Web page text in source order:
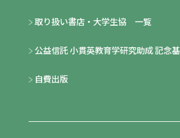
取り扱い書店・大学生協 一覧
公益信託 小貫英教育学研究助成 記念
自費出版